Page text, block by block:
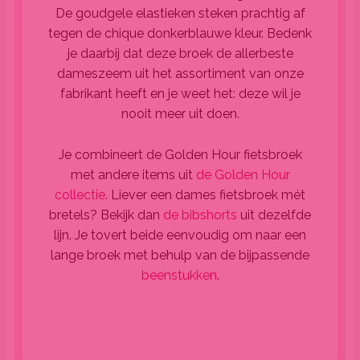
De goudgele elastieken steken prachtig af
tegen de chique donkerblauwe kleur. Bedenk
je daarbij dat deze broek de allerbeste
dameszeem uit het assortiment van onze
fabrikant heeft en je weet het: deze wil je
nooit meer uit doen.
Je combineert de Golden Hour fietsbroek
met andere items uit de Golden Hour
collectie. Liever een dames fietsbroek mét
bretels? Bekijk dan de bibshorts uit dezelfde
lijn. Je tovert beide eenvoudig om naar een
lange broek met behulp van de bijpassende
beenstukken.